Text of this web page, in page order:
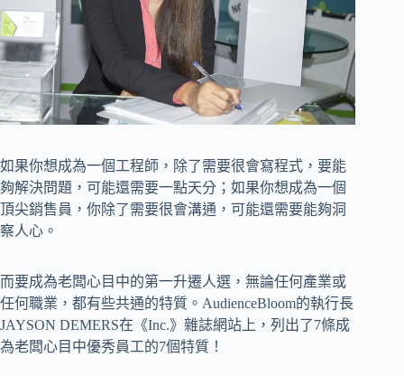
如果你想成為一個工程師，除了需要很會寫程式，要能
夠解決問題，可能還需要一點天分；如果你想成為一個
頂尖銷售員，你除了需要很會溝通，可能還需要能夠洞
察人心。
而要成為老闆心目中的第一升遷人選，無論任何產業或
任何職業，都有些共通的特質。AudienceBloom的執行長
JAYSON DEMERS在《Inc.》雜誌網站上，列出了7條成
為老闆心目中優秀員工的7個特質！